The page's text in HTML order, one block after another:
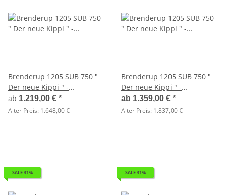
Brenderup 1205 SUB 750 "
Der neue Kippi " -
ABKLAPPBARE ZUGDEICHSEL
/ VERTIKAL ABSTELLEN mit
ab 1.219,00 € *
Alter Preis:1.648,00 €
Brenderup 1205 SUB 750 "
Der neue Kippi " -
ABKLAPPBARE ZUGDEICHSEL
/ VERTIKAL ABSTELLEN mit
ab 1.359,00 € *
Alter Preis:1.837,00 €
SALE 31% SALE 31%